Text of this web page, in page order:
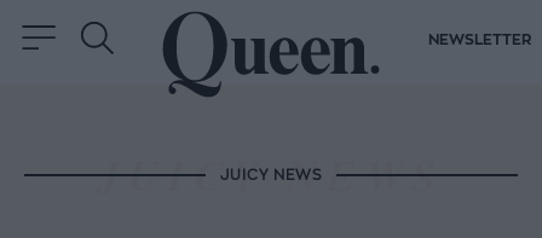
NEWSLETTER
JUICY NEWS